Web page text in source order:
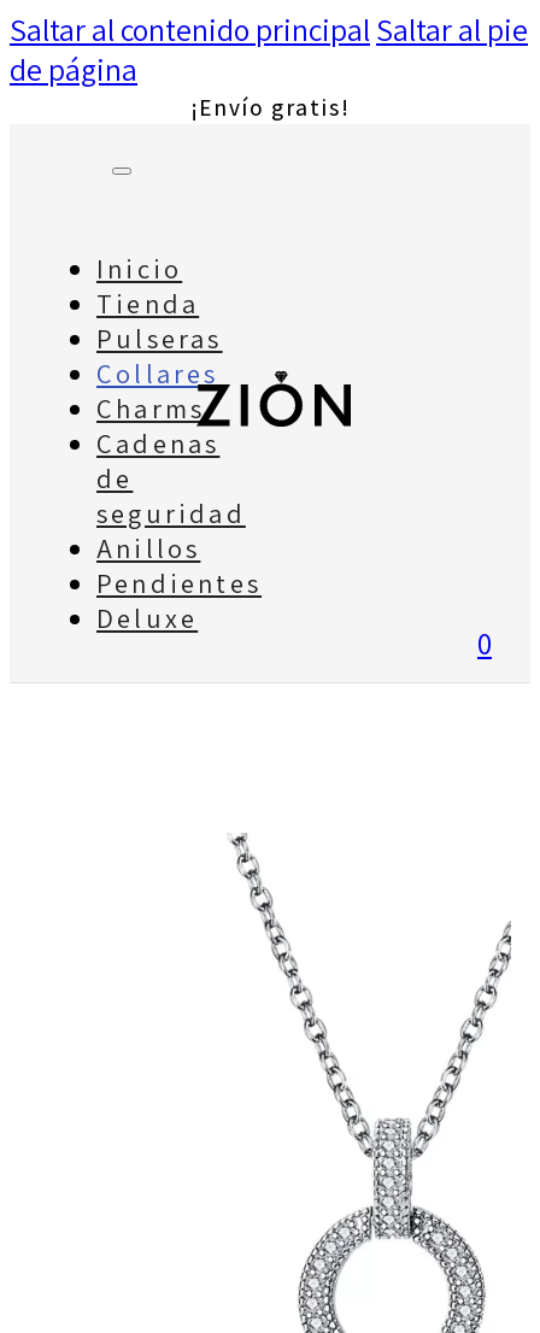
Saltar al contenido principalSaltar al pie
de página
¡Envío gratis!
Inicio
Tienda
Pulseras
Collares
Charms
Cadenas
de
seguridad
Anillos
Pendientes
Deluxe
0